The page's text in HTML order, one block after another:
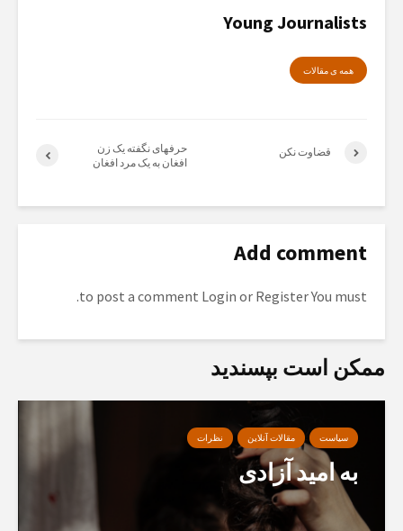
Young Journalists
همە ی مقالات
حرفهای نگفته یک زن
افغان به یک مرد افغان
قضاوت نکن
Add comment
You must
Register
Login
ممکن است بپسندید
سیاست مقالات آنلاین نظرات
به امید آزادی